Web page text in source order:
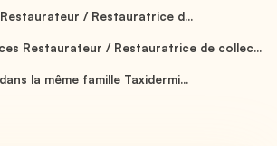
/ Restauratrice d...
Restaurateur / Restauratrice de collec...
la même famille Taxidermi...